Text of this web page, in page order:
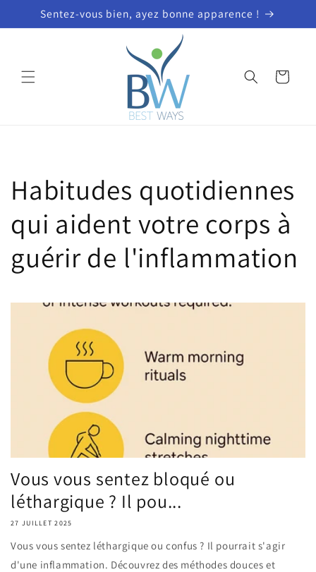
passer
au
Sentez-vous bien, ayez bonne apparence !
Panier
Habitudes quotidiennes
qui aident votre corps à
guérir de l'inflammation
Vous vous sentez bloqué ou
léthargique ? Il pou...
27 JUILLET 2025
Vous vous sentez léthargique ou confus ? Il pourrait s'agir
d'une inflammation. Découvrez des méthodes douces et